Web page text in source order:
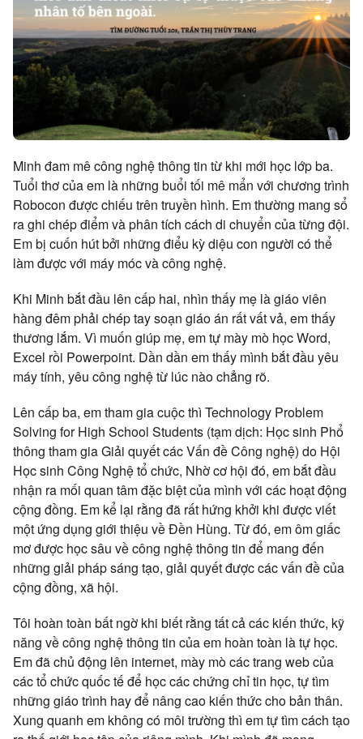
Minh đam mê công nghệ thông tin từ khi mới học lớp ba.
Tuổi thơ của em là những buổi tối mê mẩn với chương trình
Robocon được chiếu trên truyền hình. Em thường mang sổ
ra ghi chép điểm và phân tích cách di chuyển của từng đội.
Em bị cuốn hút bởi những điểu kỳ diệu con người có thể
làm được với máy móc và công nghệ.
Khi Minh bắt đầu lên cấp hai, nhìn thấy mẹ là giáo viên
hàng đêm phải chép tay soạn giáo án rất vất vả, em thấy
thương lắm. Vì muốn giúp mẹ, em tự mày mò học Word,
Excel rồi Powerpoint. Dần dần em thấy mình bắt đầu yêu
máy tính, yêu công nghệ từ lúc nào chẳng rõ.
Lên cấp ba, em tham gia cuộc thì Technology Problem
Solving for High School Students (tạm dịch: Học sinh Phổ
thông tham gia Giải quyết các Vấn đề Công nghệ) do Hội
Học sinh Công Nghệ tổ chức, Nhờ cơ hội đó, em bắt đầu
nhận ra mối quan tâm đặc biệt của mình với các hoạt động
cộng đồng. Em kể lại rằng đã rất hứng khởi khi được viết
một ứng dụng giới thiệu về Đền Hùng. Từ đó, em ôm giấc
mơ được học sâu về công nghệ thông tin để mang đến
những giải pháp sáng tạo, giải quyết được các vấn đề của
cộng đồng, xã hội.
Tôi hoàn toàn bất ngờ khi biết rằng tất cả các kiến thức, kỹ
năng về công nghệ thông tin của em hoàn toàn là tự học.
Em đã chủ động lên internet, mày mò các trang web của
các tổ chức quốc tế để học các chứng chỉ tin học, tự tìm
những giáo trình hay để nâng cao kiến thức cho bản thân.
Xung quanh em không có môi trường thì em tự tìm cách tạo